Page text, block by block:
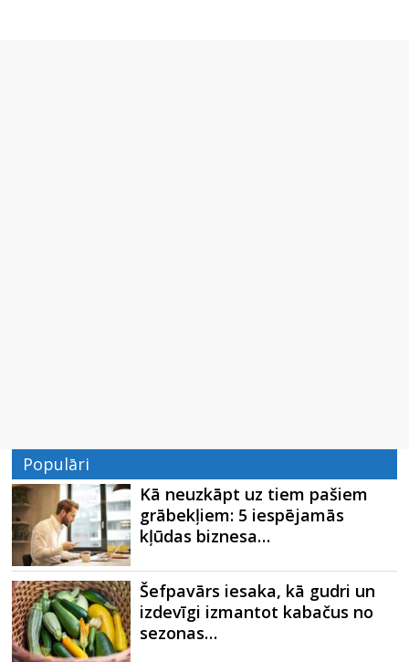
Populāri
Kā neuzkāpt uz tiem pašiem
grābekļiem: 5 iespējamās
kļūdas biznesa…
Šefpavārs iesaka, kā gudri un
izdevīgi izmantot kabačus no
sezonas…